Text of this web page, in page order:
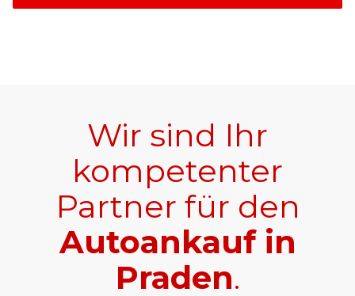
Wir sind Ihr
kompetenter
Partner für den
Autoankauf in
Praden.